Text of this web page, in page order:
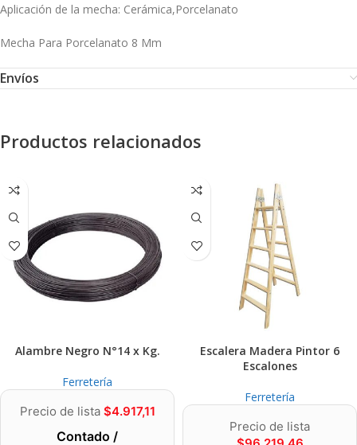
Aplicación de la mecha: Cerámica,Porcelanato
Mecha Para Porcelanato 8 Mm
Envíos
Productos relacionados
Alambre Negro N°14 x Kg.
Ferretería
Precio de lista $4.917,11
Contado /
Escalera Madera Pintor 6
Escalones
Ferretería
Precio de lista